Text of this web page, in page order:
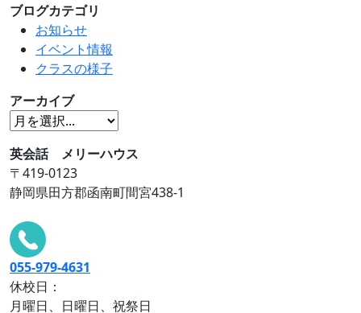
ブログカテゴリ
お知らせ
イベント情報
クラスの様子
アーカイブ
英会話 メリーハウス
〒419-0123
静岡県田方郡函南町間宮438-1
055-979-4631
休校日：
月曜日、日曜日、祝祭日